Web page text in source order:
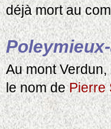
déjà mort au
Au mont
le nom dePierre